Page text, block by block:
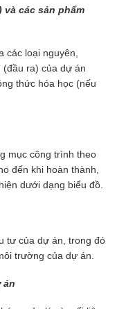
và các sản phẩm
các loại nguyên,
(đầu ra) của dự án
thức hóa học (nếu
mục công trình theo
đến khi hoàn thành,
dưới dạng biểu đồ.
tư của dự án, trong đó
trường của dự án.
án